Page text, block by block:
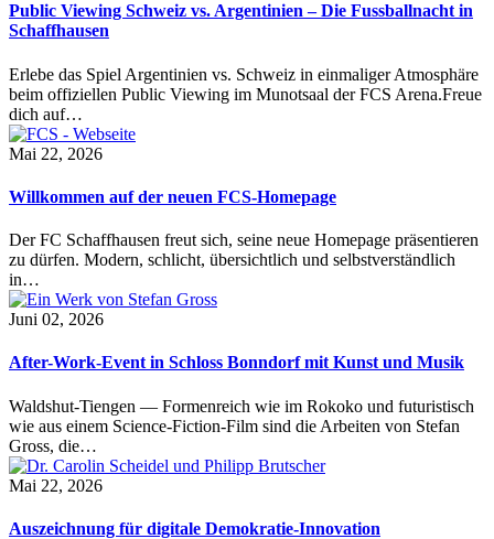
Public Viewing Schweiz vs. Argentinien – Die Fussballnacht in
Schaffhausen
Erlebe das Spiel Argentinien vs. Schweiz in einmaliger Atmosphäre
beim offiziellen Public Viewing im Munotsaal der FCS Arena.Freue
dich auf…
Mai 22, 2026
Willkommen auf der neuen FCS-Homepage
Der FC Schaffhausen freut sich, seine neue Homepage präsentieren
zu dürfen. Modern, schlicht, übersichtlich und selbstverständlich
in…
Juni 02, 2026
After-Work-Event in Schloss Bonndorf mit Kunst und Musik
Waldshut-Tiengen — Formenreich wie im Rokoko und futuristisch
wie aus einem Science-Fiction-Film sind die Arbeiten von Stefan
Gross, die…
Mai 22, 2026
Auszeichnung für digitale Demokratie-Innovation